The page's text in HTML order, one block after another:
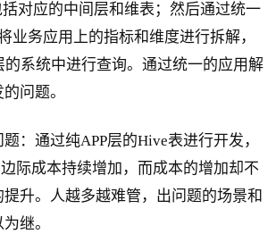
对应的中间层和维表；然后通过统一
业务应用上的指标和维度进行拆解，
的系统中进行查询。通过统一的应用解
问题。
：通过纯APP层的Hive表进行开发，
际成本持续增加，而成本的增加却不
升。人越多越难管，出问题的场景和
继。